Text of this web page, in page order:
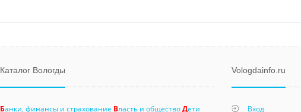
Каталог Вологды
Банки, финансы и страхование Власть и обществоДети
Vologdainfo.ru
Вход